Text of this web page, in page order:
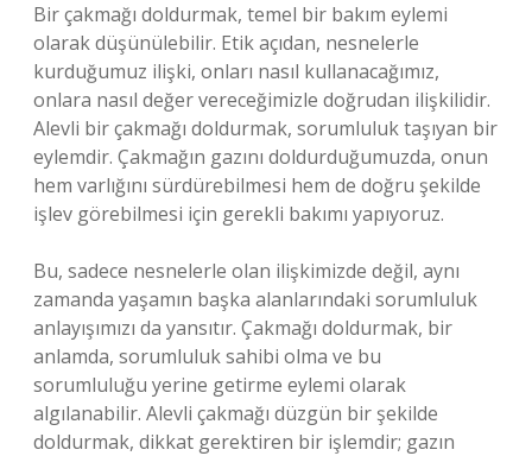
Bir çakmağı doldurmak, temel bir bakım eylemi
olarak düşünülebilir. Etik açıdan, nesnelerle
kurduğumuz ilişki, onları nasıl kullanacağımız,
onlara nasıl değer vereceğimizle doğrudan ilişkilidir.
Alevli bir çakmağı doldurmak, sorumluluk taşıyan bir
eylemdir. Çakmağın gazını doldurduğumuzda, onun
hem varlığını sürdürebilmesi hem de doğru şekilde
işlev görebilmesi için gerekli bakımı yapıyoruz.
Bu, sadece nesnelerle olan ilişkimizde değil, aynı
zamanda yaşamın başka alanlarındaki sorumluluk
anlayışımızı da yansıtır. Çakmağı doldurmak, bir
anlamda, sorumluluk sahibi olma ve bu
sorumluluğu yerine getirme eylemi olarak
algılanabilir. Alevli çakmağı düzgün bir şekilde
doldurmak, dikkat gerektiren bir işlemdir; gazın